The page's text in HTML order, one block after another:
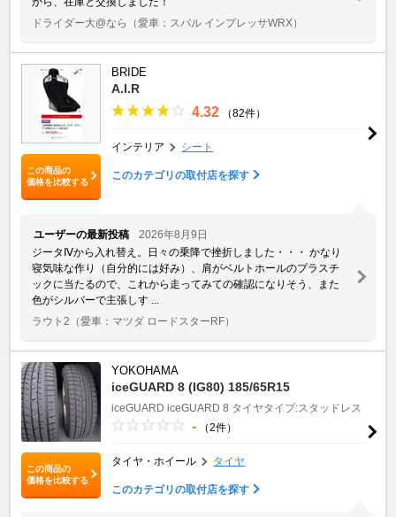
ドライダー大@なら
（愛車：スバル インプレッサWRX）
この商品の
価格を比較する
BRIDE
A.I.R
4.32 （82件）
インテリア シート
このカテゴリの取付店を探す
ユーザーの最新投稿
2026年8月9日
ジータⅣから入れ替え。日々の乗降で挫折しました・・・ かなり
寝気味な作り（自分的には好み）、肩がベルトホールのプラスチ
ックに当たるので、これから走ってみての確認になりそう、また
色がシルバーで主張しす ...
ラウト2 （愛車：マツダ ロードスターRF）
この商品の
価格を比較する
YOKOHAMA
iceGUARD 8 (IG80) 185/65R15
iceGUARD iceGUARD 8 タイヤタイプ:スタッドレス
- （2件）
タイヤ・ホイール タイヤ
このカテゴリの取付店を探す